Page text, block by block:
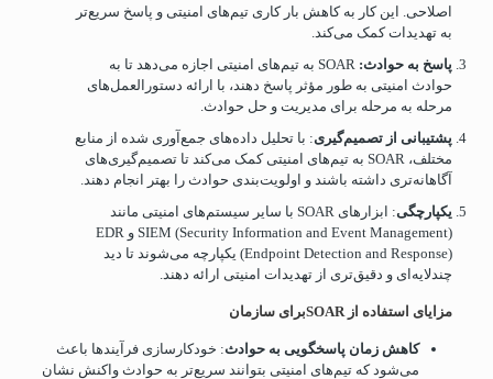
اصلاحی. این کار به کاهش بار کاری تیم‌های امنیتی و پاسخ سریع‌تر
به تهدیدات کمک می‌کند.
پاسخ به حوادث:
SOAR به تیم‌های امنیتی اجازه می‌دهد تا به
حوادث امنیتی به طور مؤثر پاسخ دهند، با ارائه دستورالعمل‌های
مرحله به مرحله برای مدیریت و حل حوادث.
پشتیبانی از تصمیم‌گیری: با تحلیل داده‌های جمع‌آوری شده از منابع
مختلف، SOAR به تیم‌های امنیتی کمک می‌کند تا تصمیم‌گیری‌های
آگاهانه‌تری داشته باشند و اولویت‌بندی حوادث را بهتر انجام دهند.
یکپارچگی
: ابزارهای SOAR با سایر سیستم‌های امنیتی مانند
SIEM (Security Information and Event Management) و EDR
(Endpoint Detection and Response) یکپارچه می‌شوند تا دید
چندلایه‌ای و دقیق‌تری از تهدیدات امنیتی ارائه دهند.
مزایای استفاده از SOAR برای سازمان
کاهش زمان پاسخگویی به حوادث: خودکارسازی فرآیندها باعث
می‌شود که تیم‌های امنیتی بتوانند سریع‌تر به حوادث واکنش نشان